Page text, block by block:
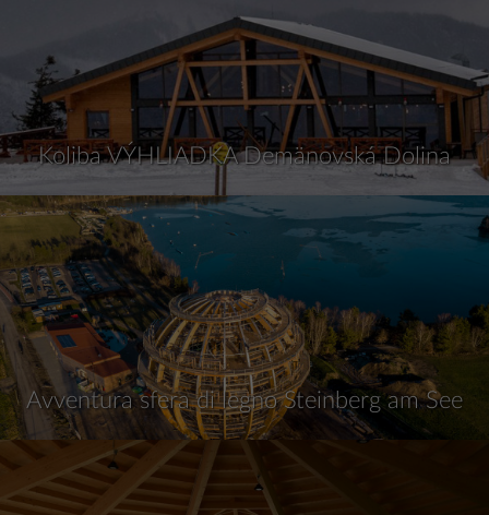
Koliba VÝHLIADKA Demänovská Dolina
Avventura sfera di legno Steinberg am See